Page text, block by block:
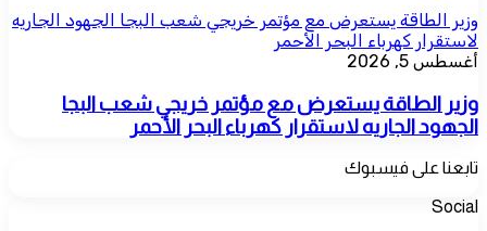
وزير الطاقة يستعرض مع مؤتمر خريجي شعب البجا الجهود الجاريه
لاستقرار كهرباء البحر الأحمر
أغسطس 5, 2026
وزير الطاقة يستعرض مع مؤتمر خريجي شعب البجا
الجهود الجاريه لاستقرار كهرباء البحر الأحمر
تابعنا على فيسبوك
Social